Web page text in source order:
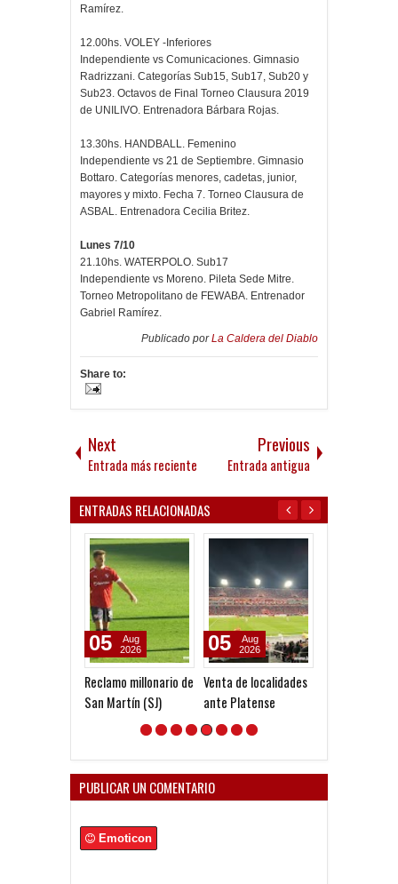
Ramírez.
12.00hs. VOLEY -Inferiores
Independiente vs Comunicaciones. Gimnasio
Radrizzani. Categorías Sub15, Sub17, Sub20 y
Sub23. Octavos de Final Torneo Clausura 2019
de UNILIVO. Entrenadora Bárbara Rojas.
13.30hs. HANDBALL. Femenino
Independiente vs 21 de Septiembre. Gimnasio
Bottaro. Categorías menores, cadetas, junior,
mayores y mixto. Fecha 7. Torneo Clausura de
ASBAL. Entrenadora Cecilia Britez.
Lunes 7/10
21.10hs. WATERPOLO. Sub17
Independiente vs Moreno. Pileta Sede Mitre.
Torneo Metropolitano de FEWABA. Entrenador
Gabriel Ramírez.
Publicado porLa Caldera del Diablo
Share to:
Next
Entrada más reciente
Previous
Entrada antigua
ENTRADAS RELACIONADAS
Reclamo millonario de
San Martín (SJ)
05
Aug
2026
Venta de localidades
ante Platense
05
Aug
2026
PUBLICAR UN COMENTARIO
Emoticon